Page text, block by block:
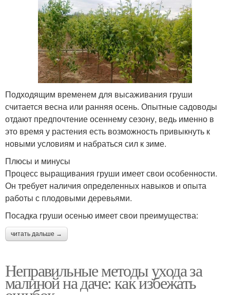
Подходящим временем для высаживания груши
считается весна или ранняя осень. Опытные садоводы
отдают предпочтение осеннему сезону, ведь именно в
это время у растения есть возможность привыкнуть к
новыми условиям и набраться сил к зиме.
Плюсы и минусы
Процесс выращивания груши имеет свои особенности.
Он требует наличия определенных навыков и опыта
работы с плодовыми деревьями.
Посадка груши осенью имеет свои преимущества:
читать дальше →
Неправильные методы ухода за
малиной на даче: как избежать